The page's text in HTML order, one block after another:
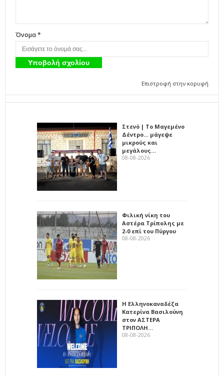
Όνομα *
Επιστροφή στην κορυφή
Στενό | Το Μαγεμένο
Δέντρο… μάγεψε
μικρούς και
μεγάλους…
08-08-2026
Φιλική νίκη του
Αστέρα Τρίπολης με
2-0 επί του Πύργου
08-08-2026
Η Ελληνοκαναδέζα
Κατερίνα Βασιλούνη
στον ΑΣΤΕΡΑ
ΤΡΙΠΟΛΗ…
08-08-2026